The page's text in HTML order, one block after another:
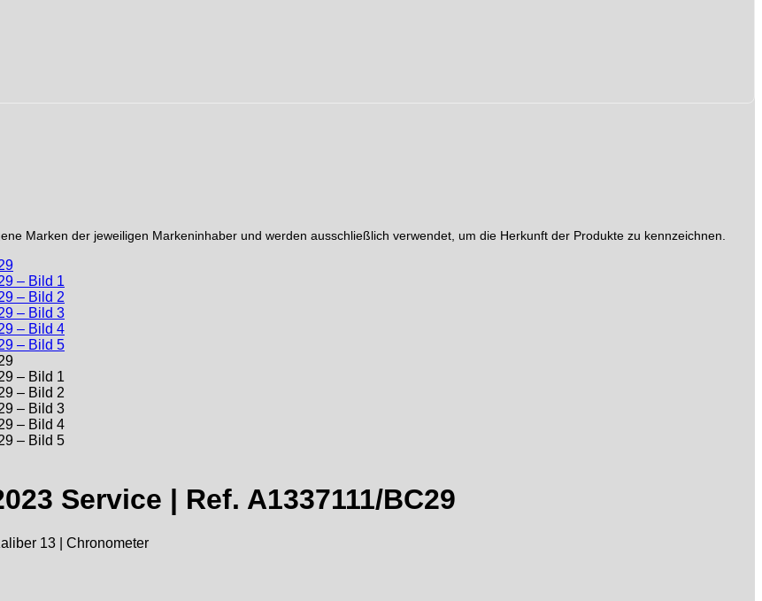
Marken der jeweiligen Markeninhaber und werden ausschließlich verwendet, um die Herkunft der Produkte zu kennzeichnen.
Service | Ref. A1337111/BC29
13 | Chronometer